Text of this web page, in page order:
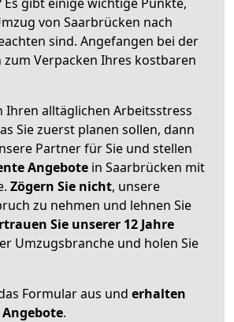
von Saarbrücken nach
sind. Angefangen bei der
zum Verpacken Ihres kostbaren
Ihren alltäglichen Arbeitsstress
Sie zuerst planen sollen, dann
Partner für Sie und stellen
Angebote in Saarbrücken mit
Zögern Sie nicht, unsere
zu nehmen und lehnen Sie
Sie unserer 12 Jahre
Umzugsbranche und holen Sie
Formular aus und erhalten
.